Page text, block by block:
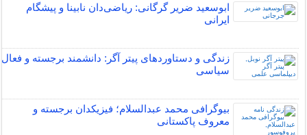
ابوسعید ضریر گرگانی: ریاضی‌دان نابینا و پیشگام
ایرانی
زندگی و دستاوردهای پیتر آگر: دانشمند برجسته و فعال
سیاسی
بیوگرافی محمد عبدالسلام؛ فیزیکدان برجسته و
معروف پاکستانی